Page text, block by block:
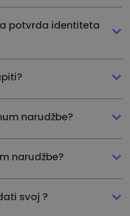
potvrda identiteta
narudžbe?
narudžbe?
svoj ?